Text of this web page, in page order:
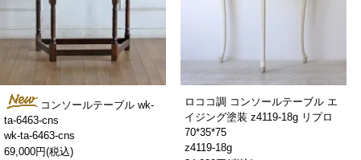
コンソールテーブル wk-
ta-6463-cns
wk-ta-6463-cns
69,000円(税込)
ロココ調 コンソールテーブル エ
イジング塗装 z4119-18g リプロ
70*35*75
z4119-18g